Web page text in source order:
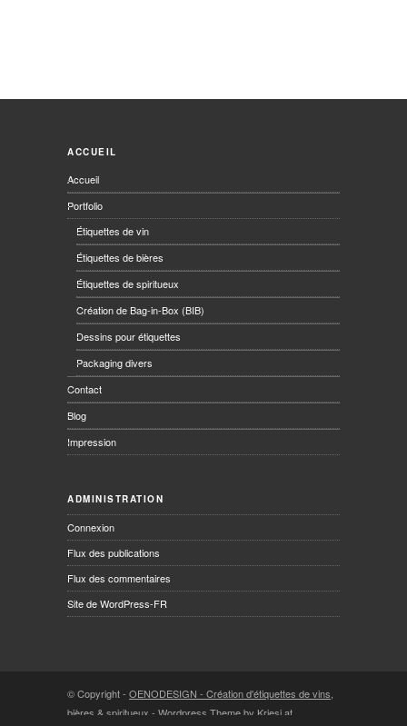
ACCUEIL
Accueil
Portfolio
Étiquettes de vin
Étiquettes de bières
Étiquettes de spiritueux
Création de Bag-in-Box (BIB)
Dessins pour étiquettes
Packaging divers
Contact
Blog
Impression
ADMINISTRATION
Connexion
Flux des publications
Flux des commentaires
Site de WordPress-FR
© Copyright - OENODESIGN - Création d'étiquettes de vins,
bières & spiritueux - Wordpress Theme by Kriesi.at